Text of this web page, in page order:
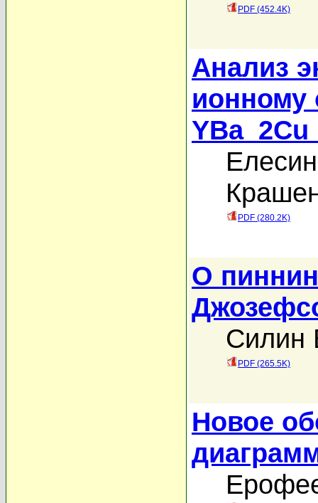
PDF (452.4K)
Анализ
ионному
PDF (280.2K)
О
Силин
PDF (265.5K)
Новое